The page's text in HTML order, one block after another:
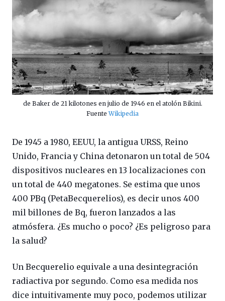
de Baker de 21 kilotones en julio de 1946 en el atolón Bikini.
FuenteWikipedia
De 1945 a 1980, EEUU, la antigua URSS, Reino
Unido, Francia y China detonaron un total de 504
dispositivos nucleares en 13 localizaciones con
un total de 440 megatones. Se estima que unos
400 PBq (PetaBecquerelios), es decir unos 400
mil billones de Bq, fueron lanzados a las
atmósfera. ¿Es mucho o poco? ¿Es peligroso para
la salud?
Un Becquerelio equivale a una desintegración
radiactiva por segundo. Como esa medida nos
dice intuitivamente muy poco, podemos utilizar